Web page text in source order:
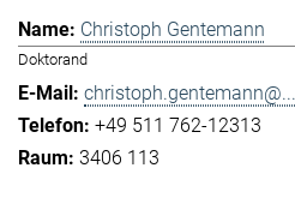
Christoph Gentemann
Doktorand
christoph.gentemann@...
+49 511 762-12313
3406 113